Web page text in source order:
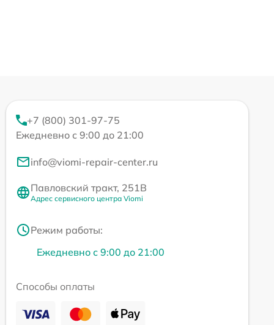
+7 (800) 301-97-75
Ежедневно с 9:00 до 21:00
info@viomi-repair-center.ru
Павловский тракт, 251В
Адрес сервисного центра Viomi
Режим работы:
Ежедневно с 9:00 до 21:00
Способы оплаты